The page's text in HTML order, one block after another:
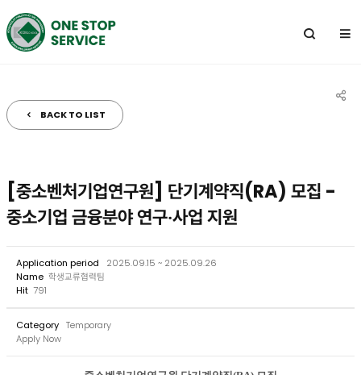
전
체
BACK TO LIST
[중소벤처기업연구원] 단기계약직(RA) 모집 -
중소기업 금융분야 연구‧사업 지원
Application period
2025.09.15 ~ 2025.09.26
Name 학생교류협력팀
Hit 791
Category Temporary
Apply Now